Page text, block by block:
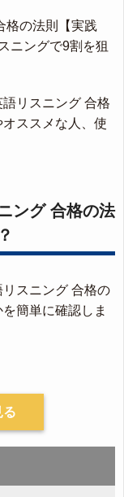
格の法則【実践
ニングで9割を狙
リスニング 合格
ススメな人、使
ング 合格の法
スニング 合格の
簡単に確認しま